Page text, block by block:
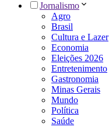
Jornalismo
Agro
Brasil
Cultura e Lazer
Economia
Eleições 2026
Entretenimento
Gastronomia
Minas Gerais
Mundo
Política
Saúde